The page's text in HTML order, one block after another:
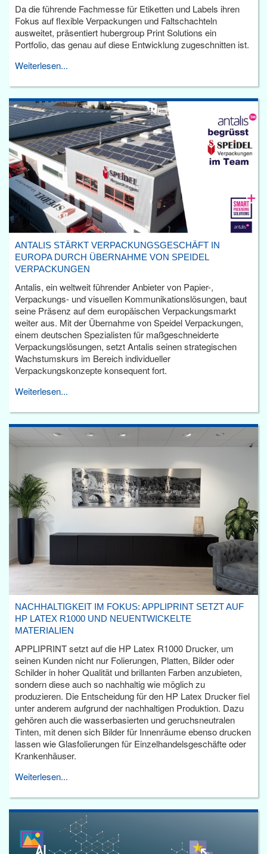
Da die führende Fachmesse für Etiketten und Labels ihren
Fokus auf flexible Verpackungen und Faltschachteln
ausweitet, präsentiert hubergroup Print Solutions ein
Portfolio, das genau auf diese Entwicklung zugeschnitten ist.
Weiterlesen...
ANTALIS STÄRKT VERPACKUNGSGESCHÄFT IN
EUROPA DURCH ÜBERNAHME VON SPEIDEL
VERPACKUNGEN
Antalis, ein weltweit führender Anbieter von Papier-,
Verpackungs- und visuellen Kommunikationslösungen, baut
seine Präsenz auf dem europäischen Verpackungsmarkt
weiter aus. Mit der Übernahme von Speidel Verpackungen,
einem deutschen Spezialisten für maßgeschneiderte
Verpackungslösungen, setzt Antalis seinen strategischen
Wachstumskurs im Bereich individueller
Verpackungskonzepte konsequent fort.
Weiterlesen...
NACHHALTIGKEIT IM FOKUS: APPLIPRINT SETZT AUF
HP LATEX R1000 UND NEUENTWICKELTE
MATERIALIEN
APPLIPRINT setzt auf die HP Latex R1000 Drucker, um
seinen Kunden nicht nur Folierungen, Platten, Bilder oder
Schilder in hoher Qualität und brillanten Farben anzubieten,
sondern diese auch so nachhaltig wie möglich zu
produzieren. Die Entscheidung für den HP Latex Drucker fiel
unter anderem aufgrund der nachhaltigen Produktion. Dazu
gehören auch die wasserbasierten und geruchsneutralen
Tinten, mit denen sich Bilder für Innenräume ebenso drucken
lassen wie Glasfolierungen für Einzelhandelsgeschäfte oder
Krankenhäuser.
Weiterlesen...